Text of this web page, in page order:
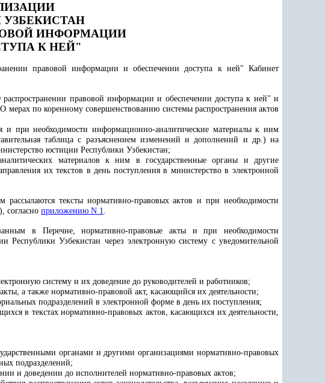
УЗБЕКИСТАН
ИНФОРМАЦИИ
К НЕЙ"
правовой информации и обеспечении доступа к ней" Кабинет
правовой информации и обеспечении доступа к ней" и
по коренному совершенствованию системы распространения актов
при необходимости информационно-аналитические материалы к ним
таблица с разъяснением изменений и дополнений и др.) на
юстиции Республики Узбекистан;
материалов к ним в государственные органы и другие
их текстов в день поступления в министерство в электронной
тексты нормативно-правовых актов и при необходимости
согласно приложению N 1.
в Перечне, нормативно-правовые акты и при необходимости
Узбекистан через электронную систему с уведомительной
систему и их доведение до руководителей и работников;
а также нормативно-правовой акт, касающийся их деятельности;
подразделений в электронной форме в день их поступления;
в текстах нормативно-правовых актов, касающихся их деятельности,
органами и другими организациями нормативно-правовых
подразделений;
и доведении до исполнителей нормативно-правовых актов;